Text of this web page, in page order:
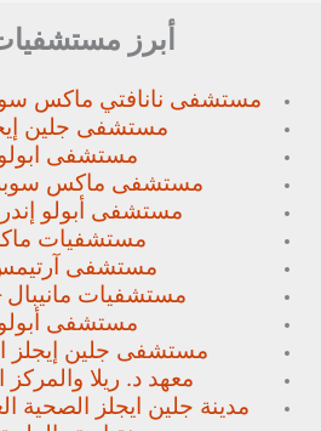
أبرز
مستشفى نانافتي ماكس
مستشفى جلين
مستشفى
مستشفى ماكس
مستشفى أبولو
مستشفيات
مستشفى
مستشفيات مانيبال
مستشفى أبولو
مستشفى جلين إيجلز
معهد د. ريلا
مدينة جلين ايجلز الصحية